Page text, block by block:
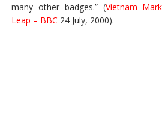
many other badges.” (Vietnam
Leap – BBC 24 July, 2000).